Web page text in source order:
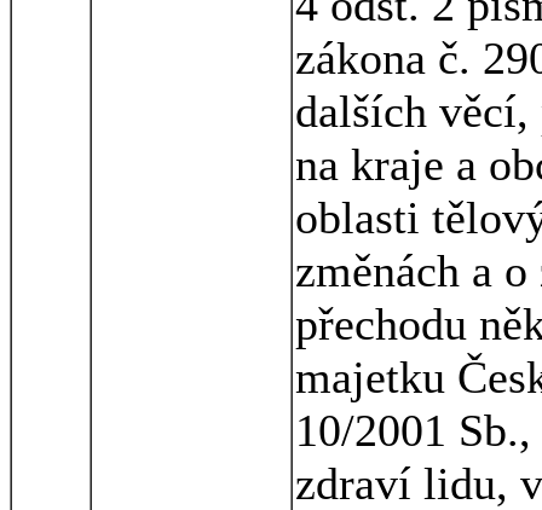
zákona č.
dalších věcí,
na kraje a
oblasti
změnách a
přechodu
majetku
10/2001
zdraví lidu,